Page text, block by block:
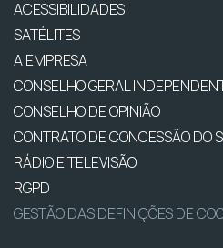
ACESSIBILIDADES
SATÉLITES
A EMPRESA
CONSELHO GERAL
CONSELHO DE OPINIÃO
CONTRATO DE CONCESSÃO DO
RÁDIO E TELEVISÃO
RGPD
GESTÃO DAS DEFINIÇÕES DE